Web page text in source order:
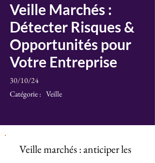
Veille Marchés :
Détecter Risques &
Opportunités pour
Votre Entreprise
30/10/24
Catégorie : Veille
Veille marchés : anticiper les